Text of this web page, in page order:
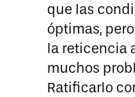
que las
óptimas,
la reticencia
muchos
Ratificarlo